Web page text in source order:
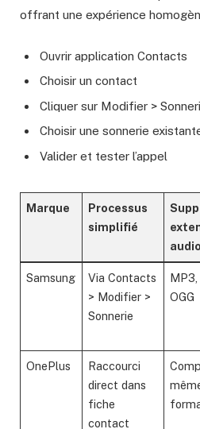
offrant une expérience
Ouvrir application Contacts
Choisir un contact
Cliquer sur Modifier >
Choisir une sonnerie
Valider et tester l’appel
Marque
Processus
simplifié
audio
Samsung
Via Contacts
> Modifier >
Sonnerie
MP3,
OGG
OnePlus
Raccourci
direct dans
fiche
contact